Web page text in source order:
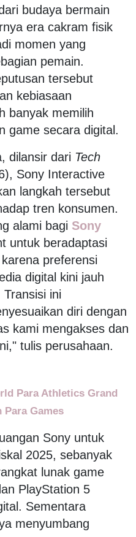
budaya bermain
era cakram fisik
momen yang
pemain.
tersebut
kebiasaan
banyak memilih
game secara digital.
dilansir dari Tech
Sony Interactive
langkah tersebut
tren konsumen.
alami bagi Sony
untuk beradaptasi
preferensi
digital kini jauh
ini
diri dengan
kami mengakses dan
tulis perusahaan.
Para Athletics Grand
Para Games
Sony untuk
2025, sebanyak
lunak game
PlayStation 5
Sementara
menyumbang